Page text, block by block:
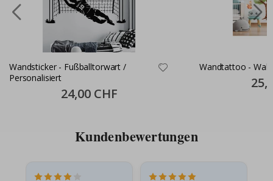
Wandsticker - Fußballtorwart /
Personalisiert
Special
Price
24,00 CHF
Wandtattoo -
Price
Kundenbewertungen